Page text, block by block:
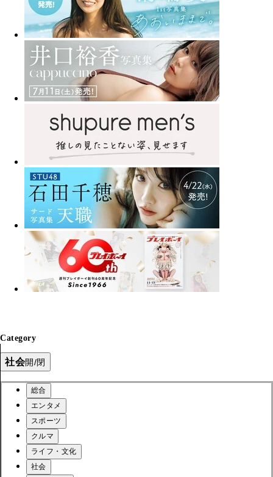
Category
社会開/閉
総合
エンタメ
スポーツ
クルマ
ライフ・文化
社会